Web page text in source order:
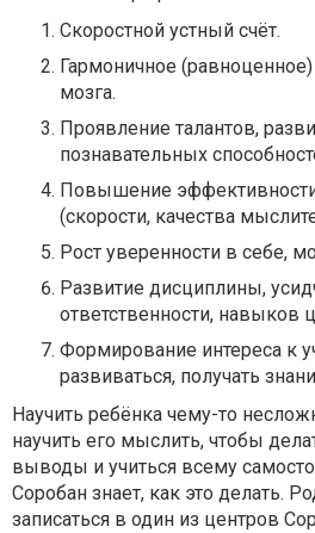
Скоростной устный счёт.
Гармоничное
мозга.
Проявление талантов,
познавательных
Повышение
(скорости, качества
Рост уверенности в себе,
Развитие дисциплины,
ответственности, навыков
Формирование интереса к
развиваться, получать
Научить ребёнка чему-то
научить его мыслить, чтобы
выводы и учиться всему
Соробан знает, как это делать.
записаться в один из центров